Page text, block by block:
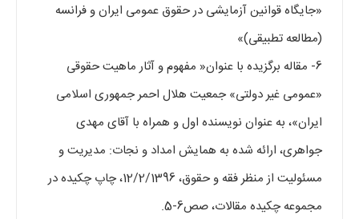
«جایگاه قوانین آزمایشی در حقوق عمومی ایران و فرانسه
(مطالعه تطبیقی)»
6- مقاله برگزیده با عنوان« مفهوم و آثار ماهیت حقوقی
«عمومی غیر دولتی» جمعیت هلال احمر جمهوری اسلامی
ایران»، به عنوان نویسنده اول و همراه با آقای مهدی
جواهری، ارائه شده به همایش امداد و نجات: مدیریت و
مسئولیت از منظر فقه و حقوق، 12/2/1396، چاپ چکیده در
مجموعه چکیده مقالات، صص6-5.